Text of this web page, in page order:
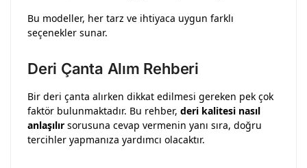
Bu modeller, her tarz ve ihtiyaca uygun farklı
seçenekler sunar.
Deri Çanta Alım Rehberi
Bir deri çanta alırken dikkat edilmesi gereken pek çok
faktör bulunmaktadır. Bu rehber, deri kalitesi nasıl
anlaşılır sorusuna cevap vermenin yanı sıra, doğru
tercihler yapmanıza yardımcı olacaktır.